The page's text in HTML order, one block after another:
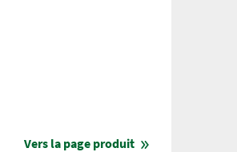
Vers la page produit